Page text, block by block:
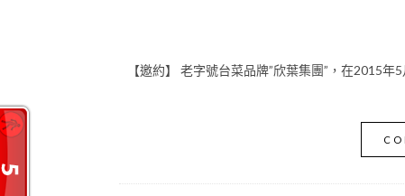
【邀約】 老字號台菜品牌”欣葉集團”，在2015年